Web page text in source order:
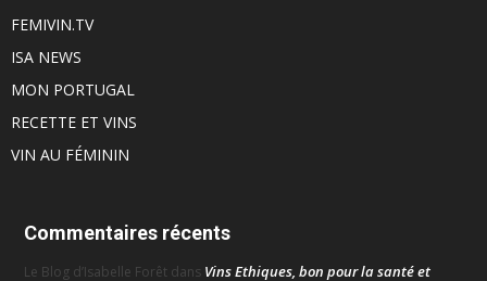
FEMIVIN.TV
ISA NEWS
MON PORTUGAL
RECETTE ET VINS
VIN AU FÉMININ
Commentaires récents
Le Blog d’Isabelle Forêt dans Vins Ethiques, bon pour la santé et